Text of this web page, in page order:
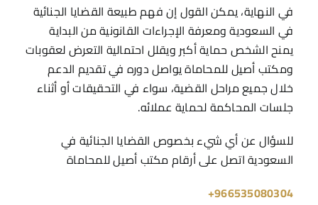
في النهاية، يمكن القول إن فهم طبيعة القضايا الجنائية
في السعودية ومعرفة الإجراءات القانونية من البداية
يمنح الشخص حماية أكبر ويقلل احتمالية التعرض لعقوبات
ومكتب أصيل للمحاماة يواصل دوره في تقديم الدعم
خلال جميع مراحل القضية، سواء في التحقيقات أو أثناء
جلسات المحاكمة لحماية عملائه.
للسؤال عن أي شيء بخصوص القضايا الجنائية في
السعودية اتصل على أرقام مكتب أصيل للمحاماة
966535080304+